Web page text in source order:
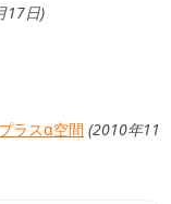
17日)
ラスα空間 (2010年11